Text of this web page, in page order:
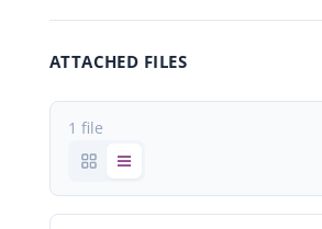
ATTACHED FILES
1 file